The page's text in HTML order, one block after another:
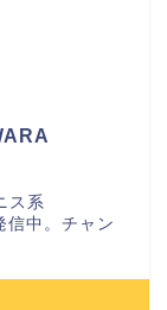
ス系
信中。チャン